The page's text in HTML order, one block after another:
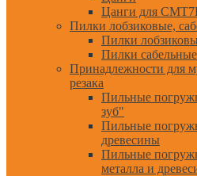
Цанги для
Пилки лобзиковые,
Пилки
Пилки сабельные
Принадлежности для
резака
Пильные
зуб"
Пильные
древесины
Пильные
металла и